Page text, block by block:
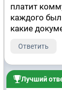
платит
каждого был
какие
Ответить
Лучший